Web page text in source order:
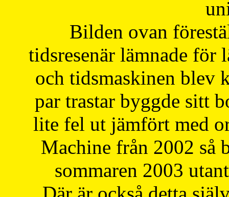
Bilden ovan
tidsresenär lämnade för
och tidsmaskinen blev
par trastar byggde sitt
lite fel ut jämfört med
Machine från 2002 så
sommaren 2003